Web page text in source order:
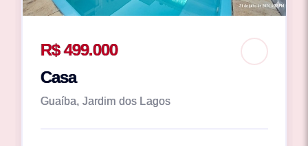
R$ 499.000
Casa
Guaíba, Jardim dos Lagos